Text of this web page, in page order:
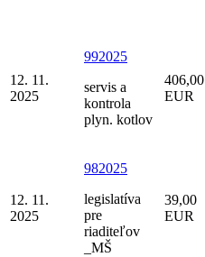
12. 11.
2025
992025
servis a
kontrola
plyn. kotlov
406,00
EUR
12. 11.
2025
982025
legislatíva
pre
riaditeľov
_MŠ
39,00
EUR